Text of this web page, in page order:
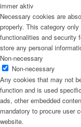
immer aktiv
Necessary cookies are
properly. This category
functionalities and security
store any personal
Non-necessary
Non-necessary
Any cookies that may not
function and is used
ads, other embedded
mandatory to procure user
website.